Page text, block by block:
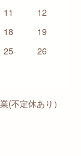
11 12
18 19
25 26
(不定休あり）